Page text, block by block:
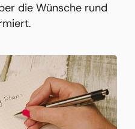
die Wünsche rund